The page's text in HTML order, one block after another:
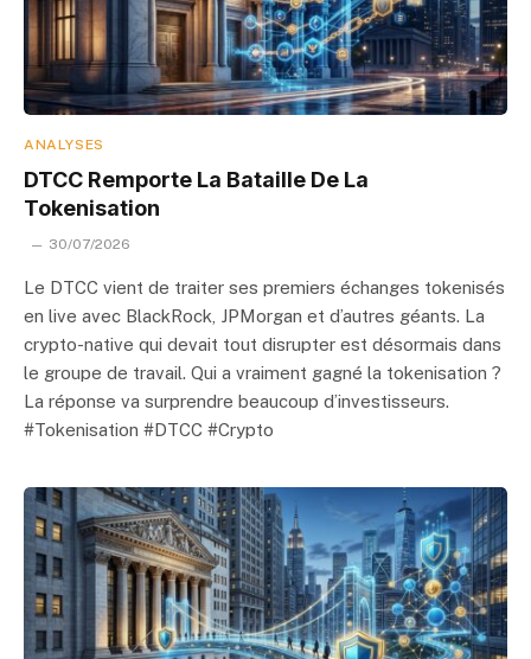
ANALYSES
DTCC Remporte La Bataille De La
Tokenisation
30/07/2026
Le DTCC vient de traiter ses premiers échanges tokenisés
en live avec BlackRock, JPMorgan et d’autres géants. La
crypto-native qui devait tout disrupter est désormais dans
le groupe de travail. Qui a vraiment gagné la tokenisation ?
La réponse va surprendre beaucoup d’investisseurs.
#Tokenisation #DTCC #Crypto